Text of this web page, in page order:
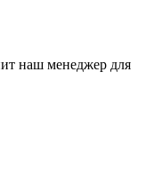
наш менеджер для